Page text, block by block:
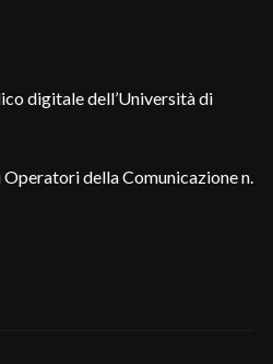
digitale dell’Università di
della Comunicazione n.